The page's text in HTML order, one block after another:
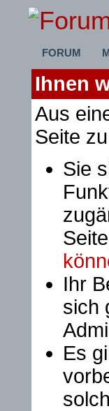
FORUM
Ihnen
Aus
Seite
Sie
Ihr
sich
Es